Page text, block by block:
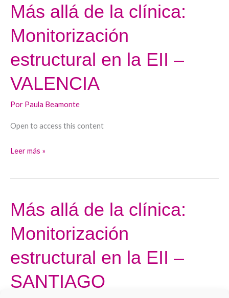
Más allá de la clínica:
Monitorización
estructural en la EII –
VALENCIA
Por Paula Beamonte
Open to access this content
Más
allá
de
clínica:
estructural
en
EII
Leer más »
Más allá de la clínica:
Monitorización
estructural en la EII –
SANTIAGO
Más
allá
de
clínica:
estructural